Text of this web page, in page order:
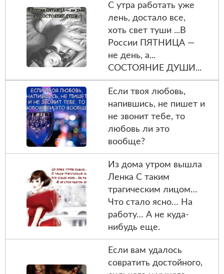
С утра работать уже
лень, достало все,
хоть свет туши ...В
России ПЯТНИЦА —
не день, а...
СОСТОЯНИЕ ДУШИ...
Если твоя любовь,
напившись, не пишет и
не звонит тебе, то
любовь ли это
вообще?
Из дома утром вышла
Ленка С таким
трагическим лицом…
Что стало ясно… На
работу… А не куда-
нибудь еще.
Если вам удалось
совратить достойного,